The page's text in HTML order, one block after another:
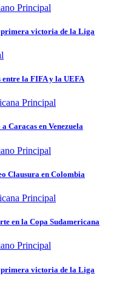
Principal
primera victoria de la Liga
entre la FIFA y la UEFA
Principal
Caracas en Venezuela
Principal
Clausura en Colombia
Principal
en la Copa Sudamericana
Principal
primera victoria de la Liga